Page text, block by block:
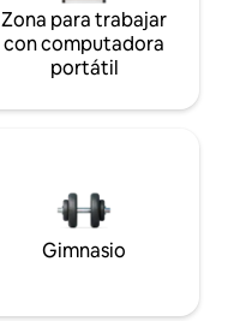
Zona para trabajar
con computadora
portátil
Gimnasio